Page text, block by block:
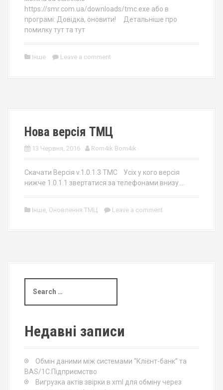
https://smr.com.ua/downloads/tmc.exe або в
програмі: Довідка, оновити! Детальніше про
помилку тут та тут
Інше Leave a comment
Нова версія ТМЦ
13 Червня, 2016 Rom4ik Bom4ik
Скачати Версія v.1.0.1.3 TMC Усіх у кого версія
нижче 1.0.1.1 звертатися за телефонами внизу….
Інше, Оновлення ТМЦ Leave a comment
a
c
h
:
Недавні записи
Обмін даними між системами “Клієнт-банк” та
BAS/1С:Підприємство
Вигрузка актів звірки в xml для обміну через